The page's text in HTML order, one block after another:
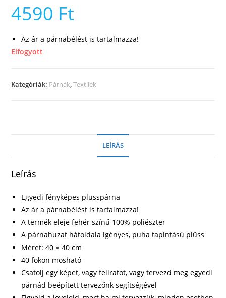
4590 Ft
Az ár a párnabélést is tartalmazza!
Elfogyott
Kategóriák: Párnák,Textilek
LEÍRÁS
Leírás
Egyedi fényképes plüsspárna
Az ár a párnabélést is tartalmazza!
A termék eleje fehér színű 100% poliészter
A párnahuzat hátoldala igényes, puha tapintású plüss
Méret: 40 × 40 cm
40 fokon mosható
Csatolj egy képet, vagy feliratot, vagy tervezd meg egyedi
párnád beépített tervezőnk segítségével